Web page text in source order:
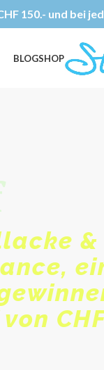
150.- und bei
BLOGSHOP
&